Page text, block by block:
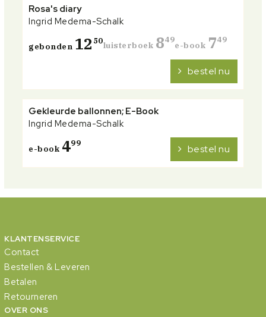
Rosa's diary
Ingrid Medema-Schalk
gebonden 12 50luisterboek 849
e-book 749
bestel nu
Gekleurde ballonnen; E-Book
Ingrid Medema-Schalk
e-book 499 bestel nu
KLANTENSERVICE
Contact
Bestellen & Leveren
Betalen
Retourneren
OVER ONS